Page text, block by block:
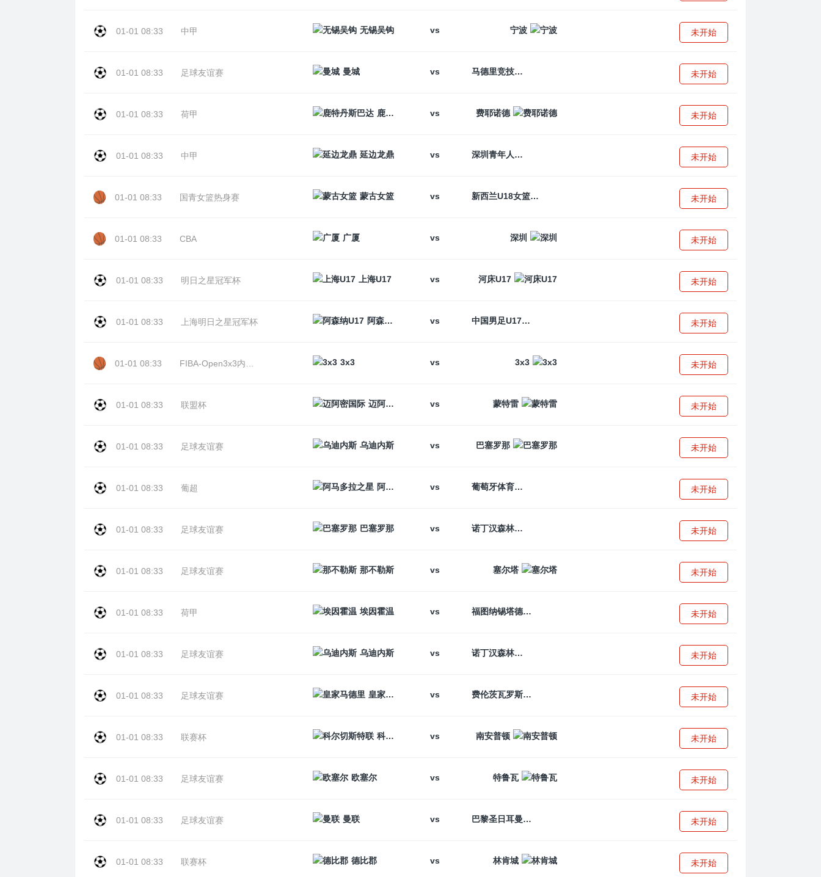
01-01 08:33 中甲 无锡吴钩 vs 宁波 未开始
01-01 08:33 足球友谊赛 曼城 vs 马德里竞技 未开始
01-01 08:33 荷甲 鹿特丹斯巴达 vs 费耶诺德 未开始
01-01 08:33 中甲 延边龙鼎 vs 深圳青年人 未开始
01-01 08:33 国青女篮热身赛 蒙古女篮 vs 新西兰U18女篮 未开始
01-01 08:33 CBA 广厦 vs 深圳 未开始
01-01 08:33 明日之星冠军杯 上海U17 vs 河床U17 未开始
01-01 08:33 上海明日之星冠军杯 阿森纳U17 vs 中国男足U17 未开始
01-01 08:33 3x3 vs 3x3 未开始
01-01 08:33 联盟杯 迈阿密国际 vs 蒙特雷 未开始
01-01 08:33 足球友谊赛 乌迪内斯 vs 巴塞罗那 未开始
01-01 08:33 葡超 阿马多拉之星 vs 葡萄牙体育 未开始
01-01 08:33 足球友谊赛 巴塞罗那 vs 诺丁汉森林 未开始
01-01 08:33 足球友谊赛 那不勒斯 vs 塞尔塔 未开始
01-01 08:33 荷甲 埃因霍温 vs 福图纳锡塔德 未开始
01-01 08:33 足球友谊赛 乌迪内斯 vs 诺丁汉森林 未开始
01-01 08:33 足球友谊赛 皇家马德里 vs 费伦茨瓦罗斯 未开始
01-01 08:33 联赛杯 科尔切斯特联 vs 南安普顿 未开始
01-01 08:33 足球友谊赛 欧塞尔 vs 特鲁瓦 未开始
01-01 08:33 足球友谊赛 曼联 vs 巴黎圣日耳曼 未开始
01-01 08:33 联赛杯 德比郡 vs 林肯城 未开始